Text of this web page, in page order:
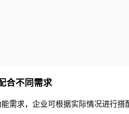
合不同需求
需求，企业可根据实际情况进行搭